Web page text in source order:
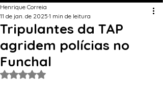
Tripulantes da TAP
agridem polícias no
Funchal
Henrique Correia
11 de jan. de 2025 1 min de leitura
Avaliado com NaN de 5 estrelas.